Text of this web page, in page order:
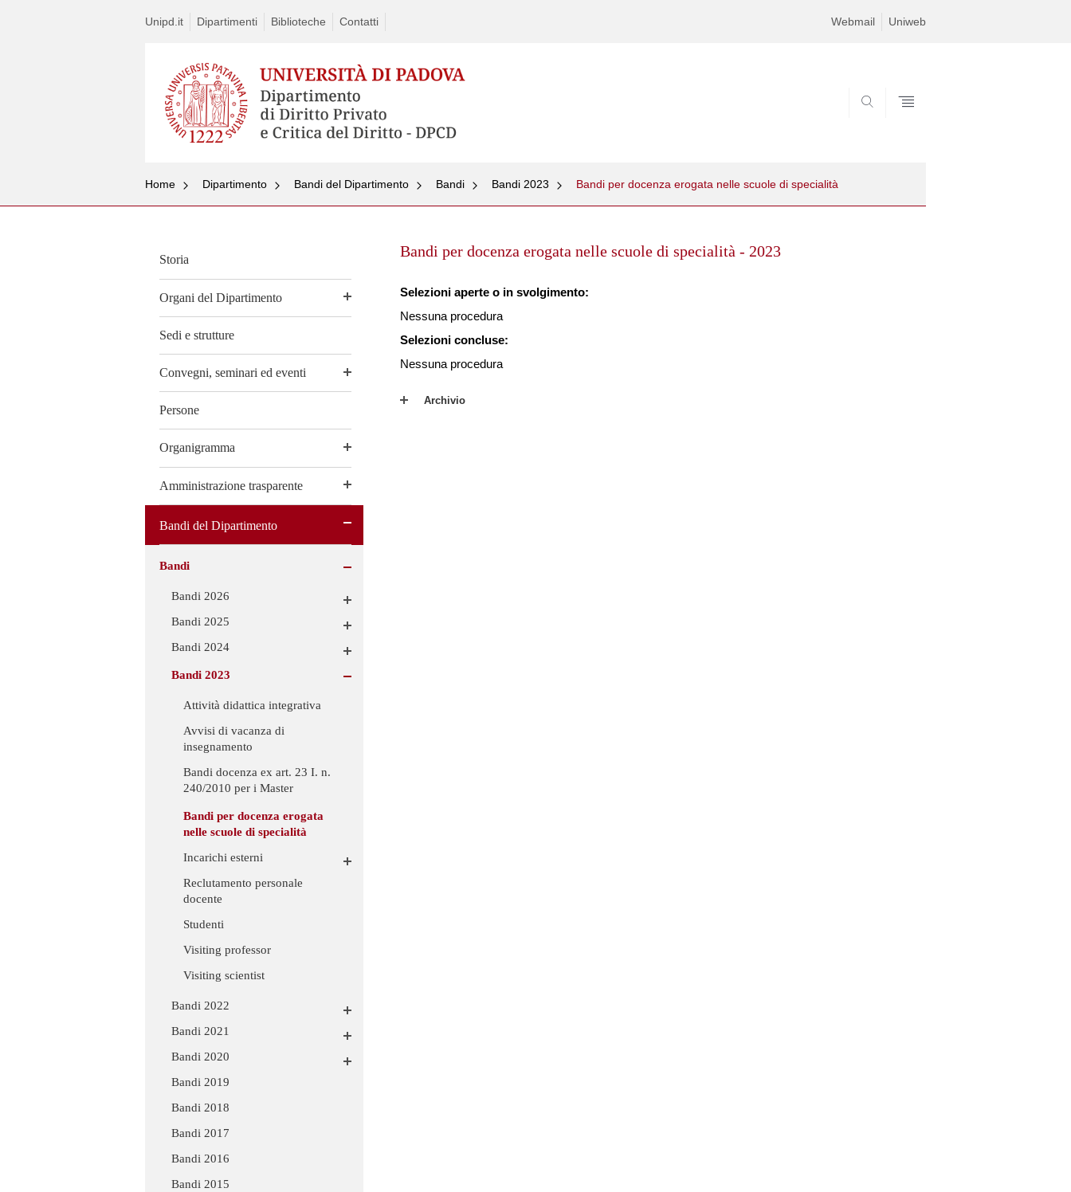
Unipd.it Dipartimenti Biblioteche Contatti Webmail Uniweb
Home Dipartimento Bandi del Dipartimento Bandi Bandi 2023 Bandi per docenza erogata nelle scuole di specialità
Storia
Organi del Dipartimento
Sedi e strutture
Convegni, seminari ed eventi
Persone
Organigramma
Amministrazione trasparente
Bandi del Dipartimento
Bandi
Bandi 2026
Bandi 2025
Bandi 2024
Bandi 2023
Attività didattica integrativa
Avvisi di vacanza di
insegnamento
Bandi docenza ex art. 23 I. n.
240/2010 per i Master
Bandi per docenza erogata
nelle scuole di specialità
Incarichi esterni
Reclutamento personale
docente
Studenti
Visiting professor
Visiting scientist
Bandi 2022
Bandi 2021
Bandi 2020
Bandi 2019
Bandi 2018
Bandi 2017
Bandi 2016
Bandi 2015
Bandi per docenza erogata nelle scuole di specialità - 2023
Selezioni aperte o in svolgimento:
Nessuna procedura
Selezioni concluse:
Nessuna procedura
Archivio